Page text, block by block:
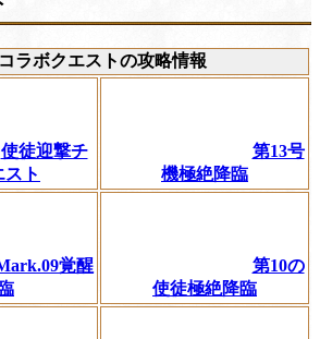
ラボクエストの攻略情報
使徒迎撃チ
スト
第13号
機極絶降臨
覚醒
第10の
使徒極絶降臨